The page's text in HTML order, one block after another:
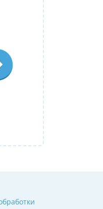
Ольга Александровна
желание поступить в it
уровня 7 и 8 класс за
преподавателя
Спасибо!